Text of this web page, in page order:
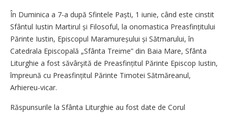
În Duminica a 7-a după Sfintele Paști, 1 iunie, când este cinstit
Sfântul Iustin Martirul și Filosoful, la onomastica Preasfințitului
Părinte Iustin, Episcopul Maramureșului și Sătmarului, în
Catedrala Episcopală „Sfânta Treime” din Baia Mare, Sfânta
Liturghie a fost săvârşită de Preasfințitul Părinte Episcop Iustin,
împreună cu Preasfințitul Părinte Timotei Sătmăreanul,
Arhiereu-vicar.
Răspunsurile la Sfânta Liturghie au fost date de Corul